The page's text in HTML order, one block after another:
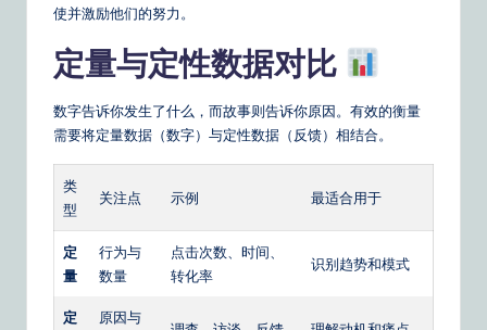
使并激励他们的努力。
定量与定性数据对比
数字告诉你发生了什么，而故事则告诉你原因。有效的衡量
需要将定量数据（数字）与定性数据（反馈）相结合。
类
型
关注点 示例 最适合用于
定
量
行为与
数量
点击次数、时间、
转化率
识别趋势和模式
定
原因与